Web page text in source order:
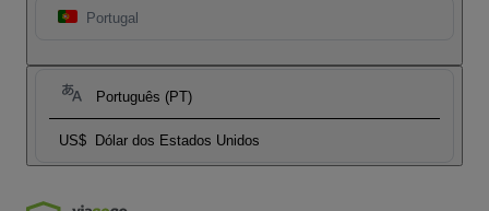
Portugal
Português (PT)
US$ Dólar dos Estados Unidos